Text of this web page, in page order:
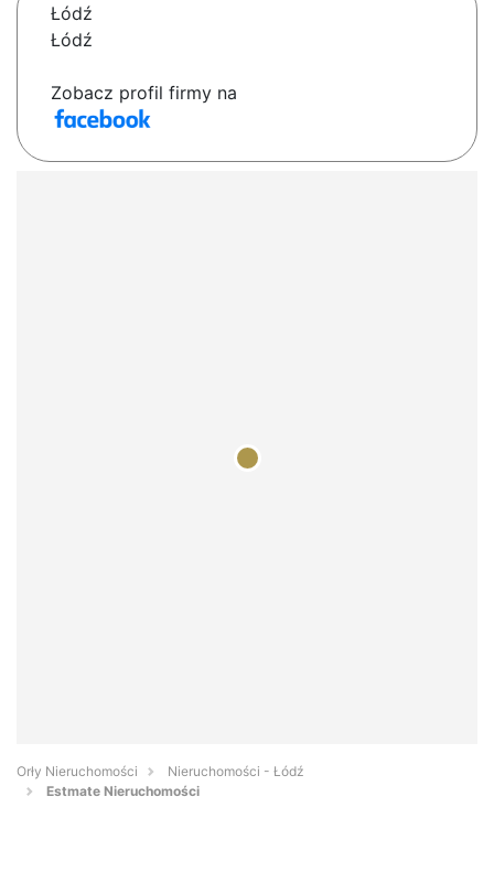
Łódź
Łódź
Zobacz profil firmy na
Orły Nieruchomości
Nieruchomości - Łódź
Estmate Nieruchomości